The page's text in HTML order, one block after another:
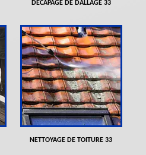
DÉCAPAGE DE DALLAGE 33
NETTOYAGE DE TOITURE 33